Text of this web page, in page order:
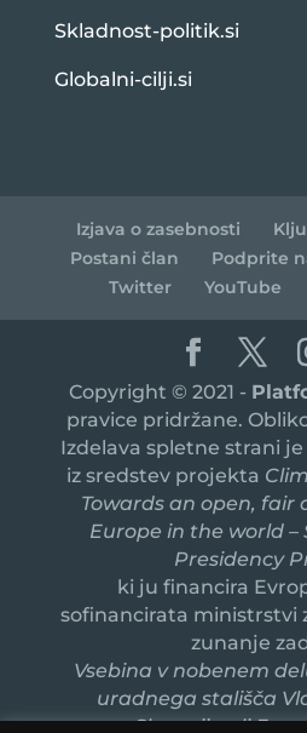
Skladnost-politik.si
Globalni-cilji.si
Izjava o zasebnosti
Postani član
Podprite
Twitter
YouTube
Copyright © 2021 -
pravice pridržane.
Izdelava spletne strani
iz sredstev projekta
Towards an open, fair
Europe in the world –
Presidency
ki ju financira
sofinancirata ministrstvi
zunanje
Vsebina v nobenem
uradnega stališča
Slovenije ali